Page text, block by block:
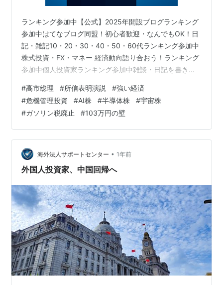
ランキング参加中【公式】2025年開設ブログランキング
参加中はてなブログ同盟！初心者歓迎・なんでもOK！日
記・雑記10・20・30・40・50・60代ランキング参加中
株式投資・FX・マネー 経済動向語り合おう！ランキング
参加中個人投資家ランキング参加中雑談・日記を書きた
きありがとうございます。 ランキング＆スター・読者登
録のご協力、よろしくお願いします。 目次 1｜政治の安
定が出発点 2｜「強い経済」「経済あっての財政」 3｜物
価高・暮らし支援を最優先課題に 4｜成長戦略に「危機
管理投資」を据える 5｜地方・農林水産・エネルギー・
防災──…
#高市総理 #所信表明演説 #強い経済
#危機管理投資 #AI株 #半導体株 #宇宙株
#ガソリン税廃止 #103万円の壁
海外法人サポートセンター • 1年前
外国人投資家、中国回帰へ